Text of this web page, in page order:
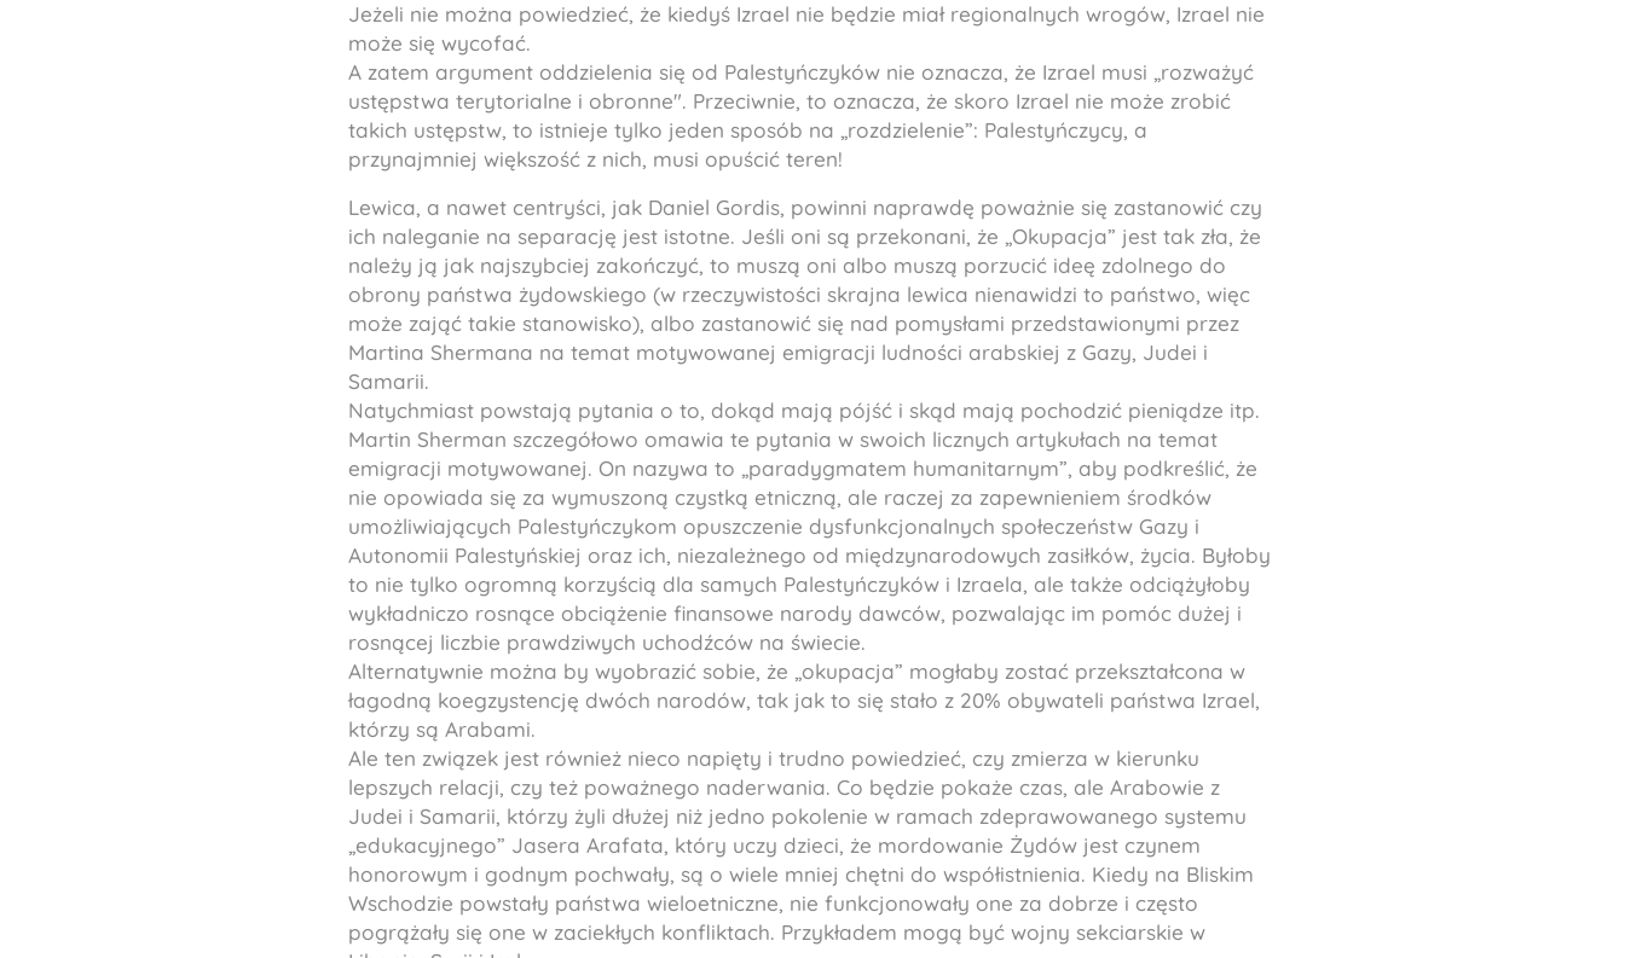
Jeżeli nie można powiedzieć, że kiedyś Izrael nie będzie miał regionalnych wrogów, Izrael nie
może się wycofać.
A zatem argument oddzielenia się od Palestyńczyków nie oznacza, że Izrael musi „rozważyć
ustępstwa terytorialne i obronne". Przeciwnie, to oznacza, że skoro Izrael nie może zrobić
takich ustępstw, to istnieje tylko jeden sposób na „rozdzielenie”: Palestyńczycy, a
przynajmniej większość z nich, musi opuścić teren!
Lewica, a nawet centryści, jak Daniel Gordis, powinni naprawdę poważnie się zastanowić czy
ich naleganie na separację jest istotne. Jeśli oni są przekonani, że „Okupacja” jest tak zła, że
należy ją jak najszybciej zakończyć, to muszą oni albo muszą porzucić ideę zdolnego do
obrony państwa żydowskiego (w rzeczywistości skrajna lewica nienawidzi to państwo, więc
może zająć takie stanowisko), albo zastanowić się nad pomysłami przedstawionymi przez
Martina Shermana na temat motywowanej emigracji ludności arabskiej z Gazy, Judei i
Samarii.
Natychmiast powstają pytania o to, dokąd mają pójść i skąd mają pochodzić pieniądze itp.
Martin Sherman szczegółowo omawia te pytania w swoich licznych artykułach na temat
emigracji motywowanej. On nazywa to „paradygmatem humanitarnym”, aby podkreślić, że
nie opowiada się za wymuszoną czystką etniczną, ale raczej za zapewnieniem środków
umożliwiających Palestyńczykom opuszczenie dysfunkcjonalnych społeczeństw Gazy i
Autonomii Palestyńskiej oraz ich, niezależnego od międzynarodowych zasiłków, życia. Byłoby
to nie tylko ogromną korzyścią dla samych Palestyńczyków i Izraela, ale także odciążyłoby
wykładniczo rosnące obciążenie finansowe narody dawców, pozwalając im pomóc dużej i
rosnącej liczbie prawdziwych uchodźców na świecie.
Alternatywnie można by wyobrazić sobie, że „okupacja” mogłaby zostać przekształcona w
łagodną koegzystencję dwóch narodów, tak jak to się stało z 20% obywateli państwa Izrael,
którzy są Arabami.
Ale ten związek jest również nieco napięty i trudno powiedzieć, czy zmierza w kierunku
lepszych relacji, czy też poważnego naderwania. Co będzie pokaże czas, ale Arabowie z
Judei i Samarii, którzy żyli dłużej niż jedno pokolenie w ramach zdeprawowanego systemu
„edukacyjnego” Jasera Arafata, który uczy dzieci, że mordowanie Żydów jest czynem
honorowym i godnym pochwały, są o wiele mniej chętni do współistnienia. Kiedy na Bliskim
Wschodzie powstały państwa wieloetniczne, nie funkcjonowały one za dobrze i często
pogrążały się one w zaciekłych konfliktach. Przykładem mogą być wojny sekciarskie w